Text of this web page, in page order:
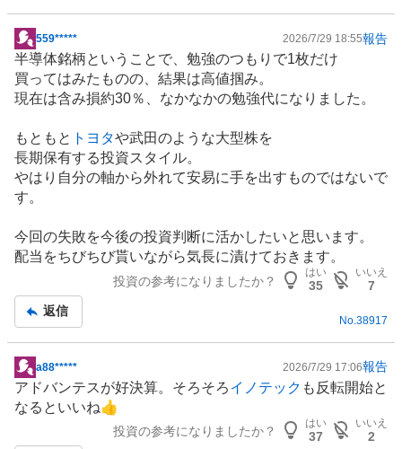
掲
示
板
記
559***** 2026/7/29 18:55報告
半導体銘柄ということで、勉強のつもりで1枚だけ
買ってはみたものの、結果は高値掴み。
現在は含み損約30％、なかなかの勉強代になりました。
もともと トヨタや武田のような大型株を
長期保有する投資スタイル。
やはり自分の軸から外れて安易に手を出すものではないで
す。
今回の失敗を今後の投資判断に活かしたいと思います。
配当をちびちび貰いながら気長に漬けておきます。
投資の参考になりましたか？
はい
35
いいえ
7
返信
No. 38917
掲
示
板
a88***** 2026/7/29 17:06報告
アドバンテスが好決算。そろそろイノテック も反転開始と
なるといいね👍
投資の参考になりましたか？
はい
37
いいえ
2